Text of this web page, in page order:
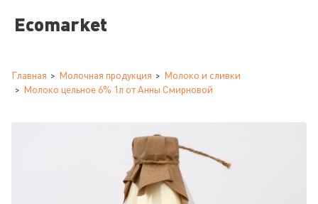
Ecomarket
Главная Молочная продукция
Молоко и сливки
Молоко цельное 6% 1л от Анны Смирновой